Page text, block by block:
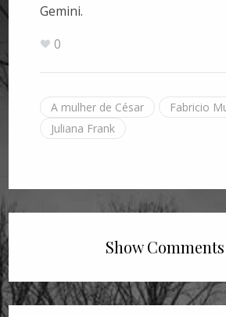
Gemini.
0
A mulher de César
Fabricio
Juliana Frank
Show Comments